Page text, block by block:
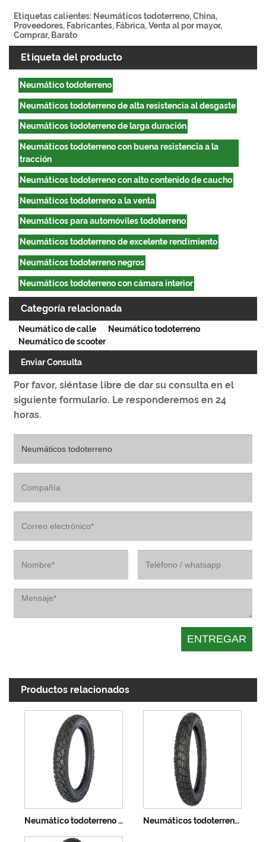
Etiquetas calientes: Neumáticos todoterreno, China,
Proveedores, Fabricantes, Fábrica, Venta al por mayor,
Comprar, Barato
Etiqueta del producto
Neumático todoterreno
Neumáticos todoterreno de alta resistencia al desgaste
Neumáticos todoterreno de larga duración
Neumáticos todoterreno con buena resistencia a la
tracción
Neumáticos todoterreno con alto contenido de caucho
Neumáticos todoterreno a la venta
Neumáticos para automóviles todoterreno
Neumáticos todoterreno de excelente rendimiento
Neumáticos todoterreno negros
Neumáticos todoterreno con cámara interior
Categoría relacionada
Neumático de calle
Neumático todoterreno
Neumático de scooter
Enviar Consulta
Por favor, siéntase libre de dar su consulta en el
siguiente formulario. Le responderemos en 24
horas.
Productos relacionados
Neumático todoterreno de alta calidad Neumáticos todoterreno de alta calidad